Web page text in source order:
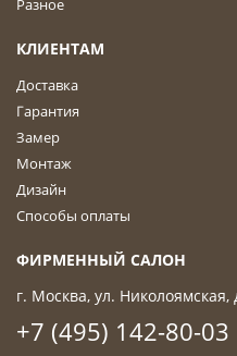
Разное
КЛИЕНТАМ
Доставка
Гарантия
Замер
Монтаж
Дизайн
Способы оплаты
ФИРМЕННЫЙ САЛОН
г. Москва, ул. Николоямская,
+7 (495) 142-80-03